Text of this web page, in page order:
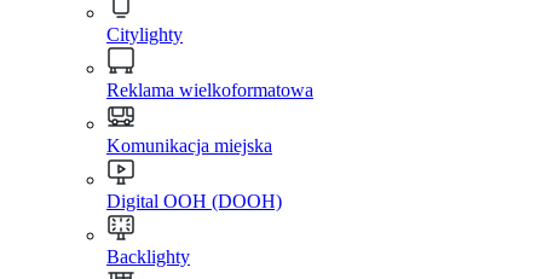
Citylighty
Reklama wielkoformatowa
Komunikacja miejska
Digital OOH (DOOH)
Backlighty